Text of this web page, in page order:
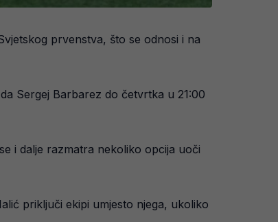
prvenstva, što se odnosi i na
Sergej Barbarez do četvrtka u 21:00
i dalje razmatra nekoliko opcija uoči
priključi ekipi umjesto njega, ukoliko